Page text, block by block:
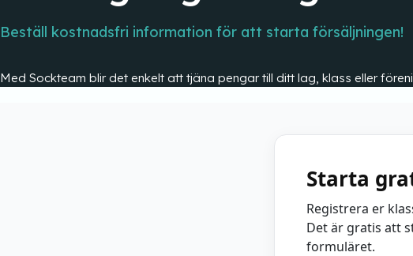
Beställ kostnadsfri information för att starta försäljningen!
Med Sockteam blir det enkelt att tjäna pengar till ditt lag, klass eller
Starta
Registrera er
Det är gratis att
formuläret.